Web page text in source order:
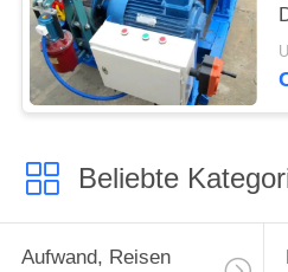
Beliebte
Aufwand, Reisen